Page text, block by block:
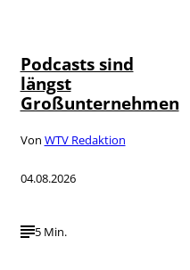
Podcasts sind
längst
Großunternehmen
Von WTV Redaktion
04.08.2026
5 Min.